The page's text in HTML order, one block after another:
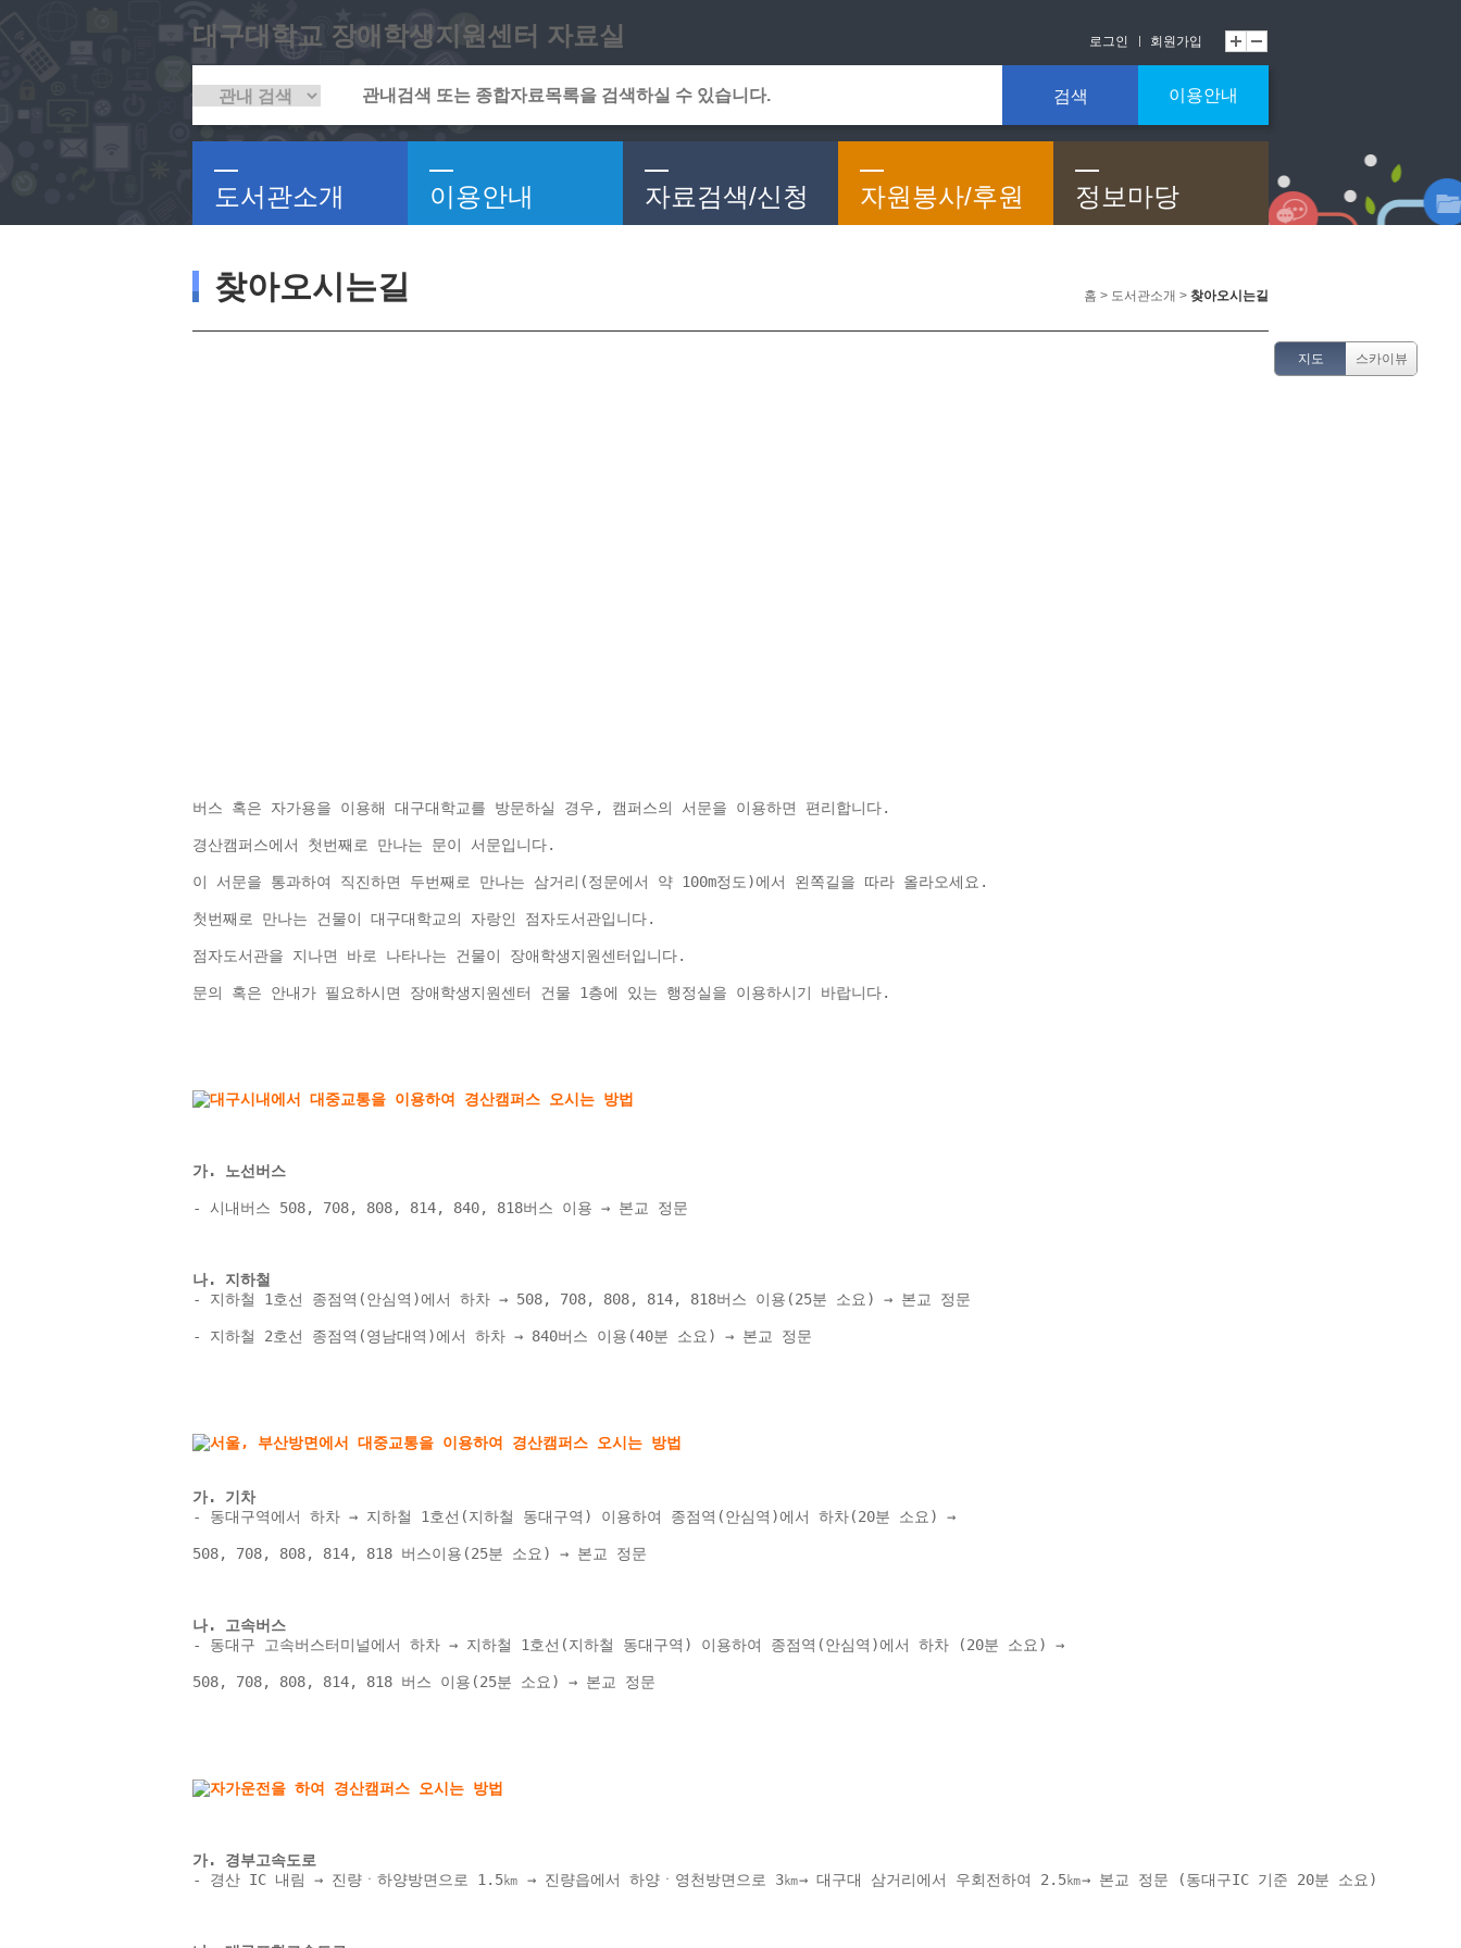
대구대학교 장애학생지원센터 자료실 로그인 회원가입
검색 이용안내
도서관소개 이용안내 자료검색/신청 자원봉사/후원 정보마당
찾아오시는길 홈 > 도서관소개 > 찾아오시는길
지도 스카이뷰
버스 혹은 자가용을 이용해 대구대학교를 방문하실 경우, 캠퍼스의 서문을 이용하면 편리합니다.
경산캠퍼스에서 첫번째로 만나는 문이 서문입니다.
이 서문을 통과하여 직진하면 두번째로 만나는 삼거리(정문에서 약 100m정도)에서 왼쪽길을 따라 올라오세요.
첫번째로 만나는 건물이 대구대학교의 자랑인 점자도서관입니다.
점자도서관을 지나면 바로 나타나는 건물이 장애학생지원센터입니다.
문의 혹은 안내가 필요하시면 장애학생지원센터 건물 1층에 있는 행정실을 이용하시기 바랍니다.
가. 노선버스
- 시내버스 508, 708, 808, 814, 840, 818버스 이용 → 본교 정문
나. 지하철
- 지하철 1호선 종점역(안심역)에서 하차 → 508, 708, 808, 814, 818버스 이용(25분 소요) → 본교 정문
- 지하철 2호선 종점역(영남대역)에서 하차 → 840버스 이용(40분 소요) → 본교 정문
가. 기차
- 동대구역에서 하차 → 지하철 1호선(지하철 동대구역) 이용하여 종점역(안심역)에서 하차(20분 소요) →
508, 708, 808, 814, 818 버스이용(25분 소요) → 본교 정문
나. 고속버스
- 동대구 고속버스터미널에서 하차 → 지하철 1호선(지하철 동대구역) 이용하여 종점역(안심역)에서 하차 (20분 소요) →
508, 708, 808, 814, 818 버스 이용(25분 소요) → 본교 정문
가. 경부고속도로
- 경산 IC 내림 → 진량ㆍ하양방면으로 1.5㎞ → 진량읍에서 하양ㆍ영천방면으로 3㎞→ 대구대 삼거리에서 우회전하여 2.5㎞→ 본교 정문 (동대구IC 기준 20분 소요)